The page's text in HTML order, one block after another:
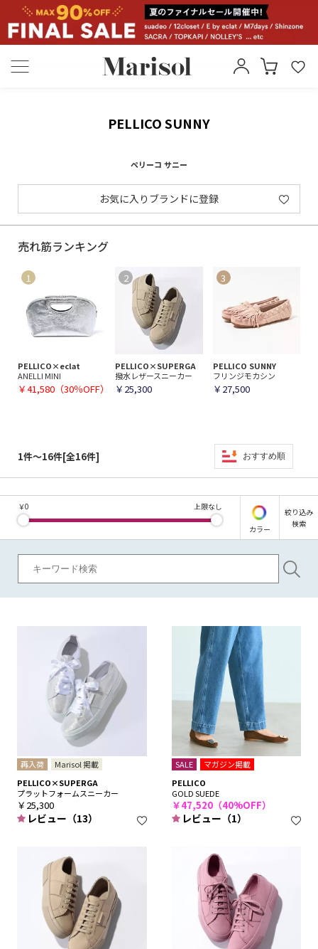
PELLICO SUNNY
ペリーコ サニー
お気に入りブランドに登録
売れ筋ランキング
PELLICO×eclat
ANELLI MINI
￥41,580（30％OFF）
PELLICO×SUPERGA
撥水レザースニーカー
￥25,300
PELLICO SUNNY
フリンジモカシン
￥27,500
1件～16件[全16件] おすすめ順
￥0 上限なし
カラー
絞り込み
検索
再入荷
Marisol 掲載
PELLICO×SUPERGA
プラットフォームスニーカー
￥25,300
レビュー（13）
SALE
マガジン掲載
PELLICO
GOLD SUEDE
￥47,520（40%OFF）
レビュー（1）